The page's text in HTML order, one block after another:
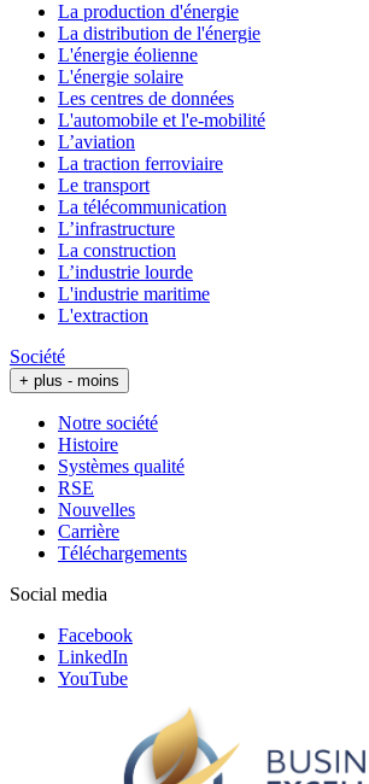
La production d'énergie
La distribution de l'énergie
L'énergie éolienne
L'énergie solaire
Les centres de données
L'automobile et l'e-mobilité
L’aviation
La traction ferroviaire
Le transport
La télécommunication
L’infrastructure
La construction
L’industrie lourde
L'industrie maritime
L'extraction
Société
+ plus - moins
Notre société
Histoire
Systèmes qualité
RSE
Nouvelles
Carrière
Téléchargements
Social media
Facebook
LinkedIn
YouTube